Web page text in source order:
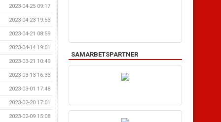
2023-04-25 09:17
2023-04-23 19:53
2023-04-21 08:59
2023-04-14 19:01
2023-03-21 10:49
2023-03-13 16:33
2023-03-01 17:48
2023-02-20 17:01
2023-02-09 15:08
SAMARBETSPARTNER